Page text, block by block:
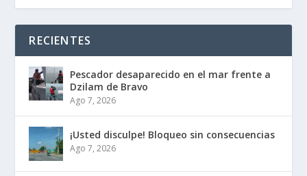
RECIENTES
Pescador desaparecido en el mar frente a
Dzilam de Bravo
Ago 7, 2026
¡Usted disculpe! Bloqueo sin consecuencias
Ago 7, 2026